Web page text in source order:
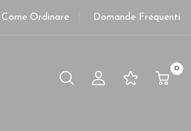
Come Ordinare Domande Frequenti
0